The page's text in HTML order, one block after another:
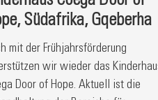
Südafrika, Gqeberha
mit der Frühjahrsförderung
wir wieder das
Door of Hope. Aktuell ist die